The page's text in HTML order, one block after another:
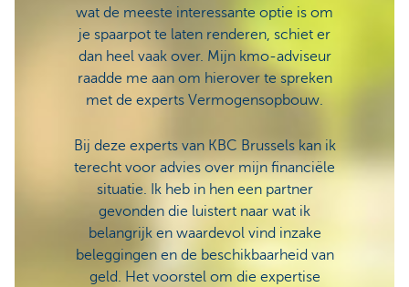
wat de meeste interessante optie is om
je spaarpot te laten renderen, schiet er
dan heel vaak over. Mijn kmo-adviseur
raadde me aan om hierover te spreken
met de experts Vermogensopbouw.
Bij deze experts van KBC Brussels kan ik
terecht voor advies over mijn financiële
situatie. Ik heb in hen een partner
gevonden die luistert naar wat ik
belangrijk en waardevol vind inzake
beleggingen en de beschikbaarheid van
geld. Het voorstel om die expertise